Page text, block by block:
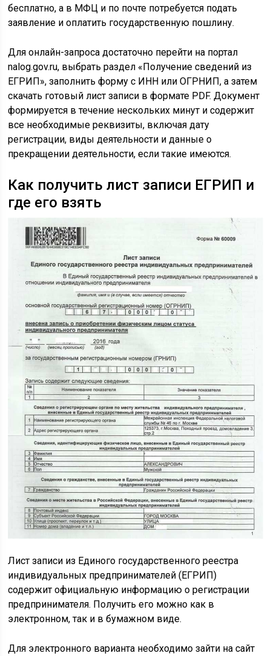
бесплатно, а в МФЦ и по почте потребуется подать
заявление и оплатить государственную пошлину.
Для онлайн-запроса достаточно перейти на портал
nalog.gov.ru, выбрать раздел «Получение сведений из
ЕГРИП», заполнить форму с ИНН или ОГРНИП, а затем
скачать готовый лист записи в формате PDF. Документ
формируется в течение нескольких минут и содержит
все необходимые реквизиты, включая дату
регистрации, виды деятельности и данные о
прекращении деятельности, если такие имеются.
Как получить лист записи ЕГРИП и
где его взять
Лист записи из Единого государственного реестра
индивидуальных предпринимателей (ЕГРИП)
содержит официальную информацию о регистрации
предпринимателя. Получить его можно как в
электронном, так и в бумажном виде.
Для электронного варианта необходимо зайти на сайт